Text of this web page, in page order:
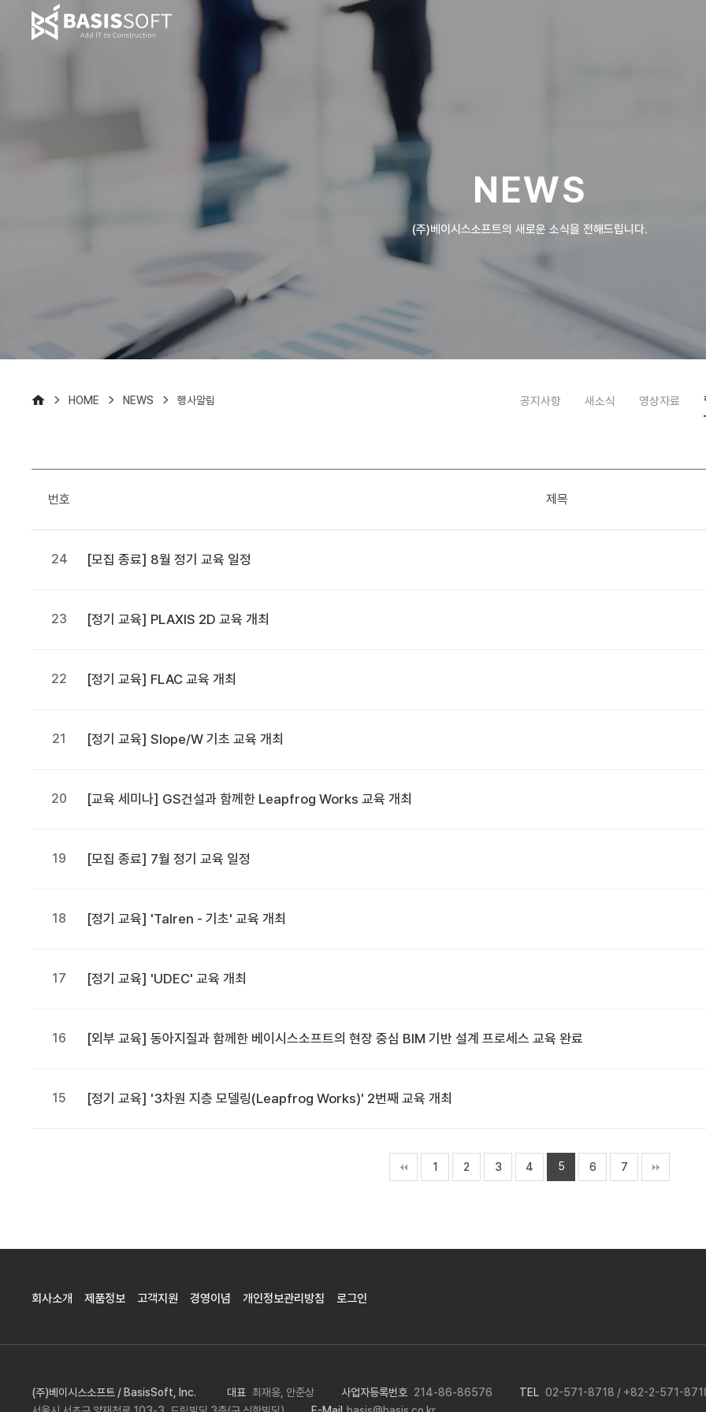
NEWS
(주)베이시스소프트의 새로운 소식을 전해드립니다.
> HOME > NEWS > 행사알림 공지사항 새소식 영상자료
번호 제목
24 [모집 종료] 8월 정기 교육 일정
23 [정기 교육] PLAXIS 2D 교육 개최
22 [정기 교육] FLAC 교육 개최
21 [정기 교육] Slope/W 기초 교육 개최
20 [교육 세미나] GS건설과 함께한 Leapfrog Works 교육 개최
19 [모집 종료] 7월 정기 교육 일정
18 [정기 교육] 'Talren - 기초' 교육 개최
17 [정기 교육] 'UDEC' 교육 개최
16 [외부 교육] 동아지질과 함께한 베이시스소프트의 현장 중심 BIM 기반 설계 프로세스 교육 완료
15 [정기 교육] '3차원 지층 모델링(Leapfrog Works)' 2번째 교육 개최
1 2 3 4 5 6 7
회사소개 제품정보 고객지원 경영이념 개인정보관리방침 로그인
(주)베이시스소프트 / BasisSoft, Inc. 대표 최재웅, 안준상 사업자등록번호 214-86-86576 TEL 02-571-8718 / +82-2-571-